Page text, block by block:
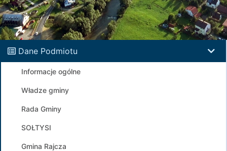
Dane Podmiotu
Informacje ogólne
Władze gminy
Rada Gminy
SOŁTYSI
Gmina Rajcza